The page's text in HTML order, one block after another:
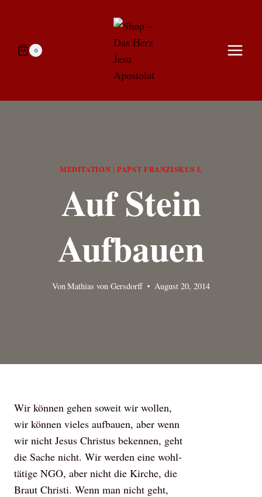
springen
0
MEDITATION |PAPST FRANZISKUS I.
Auf Stein
Aufbauen
VonMathias von Gersdorff August 20, 2014
Wir können gehen soweit wir wollen,
wir können vieles aufbauen, aber wenn
wir nicht Jesus Christus bekennen, geht
die Sache nicht. Wir werden eine wohl-
tätige NGO, aber nicht die Kirche, die
Braut Christi. Wenn man nicht geht,